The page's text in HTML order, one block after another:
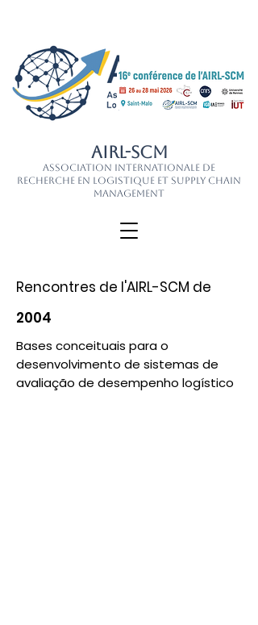
AIRL-SCM
Association Internationale de
Recherche en Logistique et Supply Chain
Management
Rencontres de l'AIRL-SCM de
2004
Bases conceituais para o
desenvolvimento de sistemas de
avaliação de desempenho logístico